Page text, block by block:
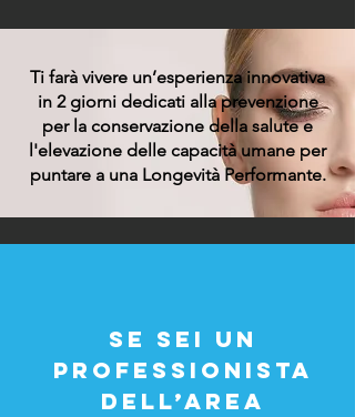
Ti farà vivere un’esperienza innovativa
in 2 giorni dedicati alla prevenzione
per la conservazione della salute e
l'elevazione delle capacità umane per
puntare a una Longevità Performante.
Se sei un
professionista
dell’area